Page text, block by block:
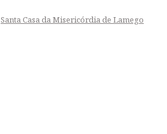
Santa Casa da Misericórdia de Lamego